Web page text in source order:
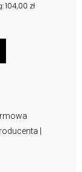
104,00 zł
|